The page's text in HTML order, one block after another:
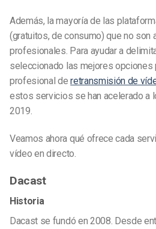
Además, la mayoría de las
(gratuitos, de consumo) que no son
profesionales. Para ayudar a
seleccionado las mejores opciones
profesional deretransmisión de
estos servicios se han acelerado a
2019.
Veamos ahora qué ofrece cada
vídeo en directo.
Dacast
Historia
Dacast se fundó en 2008. Desde